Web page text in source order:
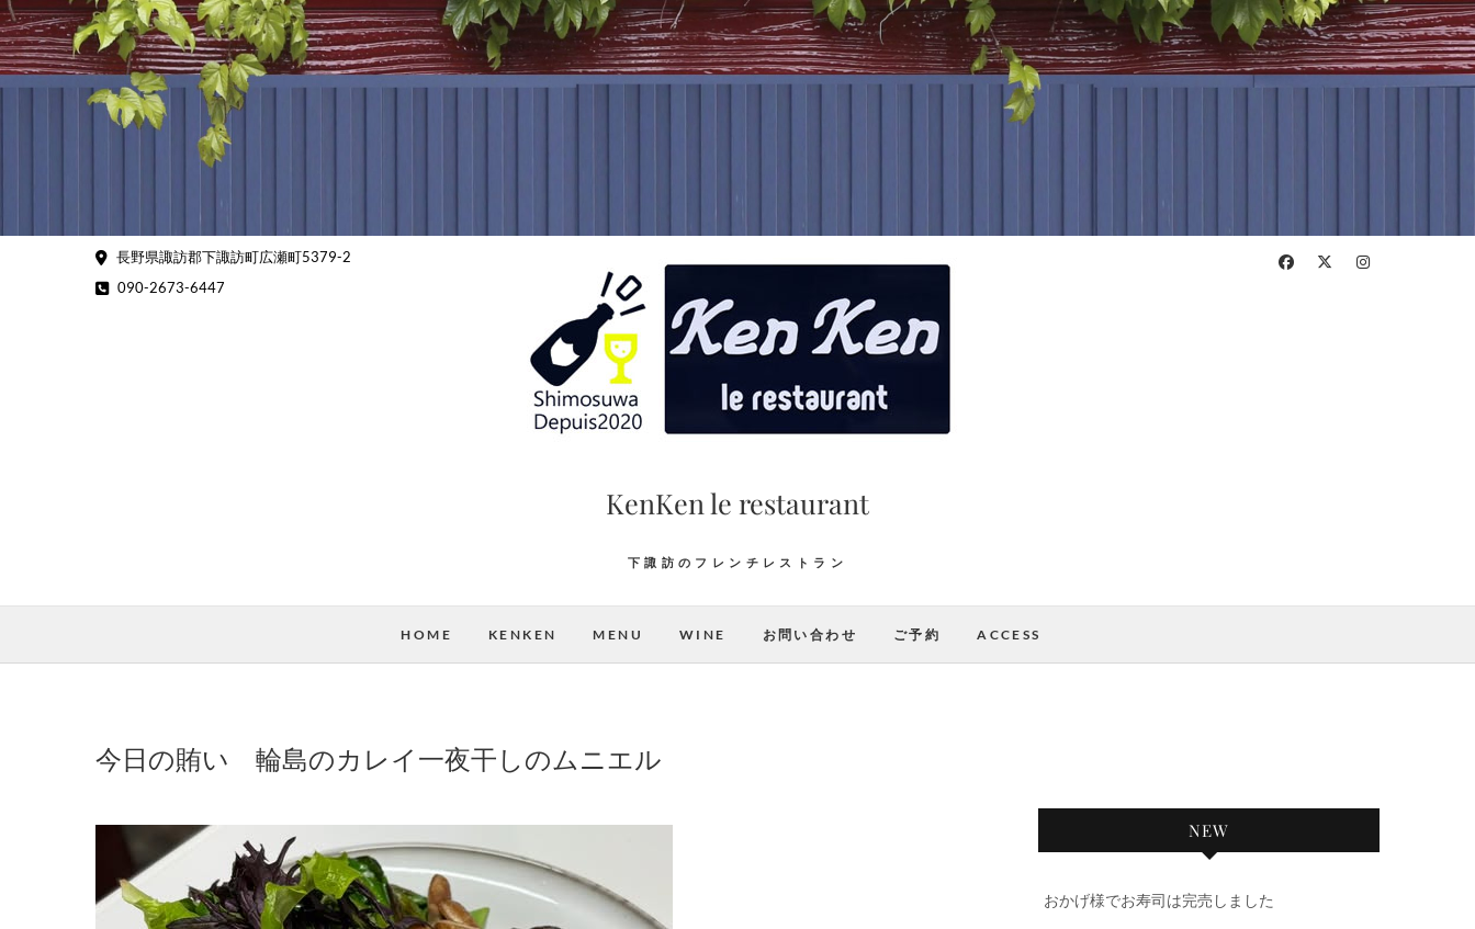
Skip
to
content
長野県諏訪郡下諏訪町広瀬町5379-2
090-2673-6447
KenKen le restaurant
下諏訪のフレンチレストラン
HOME KENKEN MENU WINE お問い合わせ ご予約 ACCESS
今日の賄い 輪島のカレイ一夜干しのムニエル
NEW
おかげ様でお寿司は完売しました